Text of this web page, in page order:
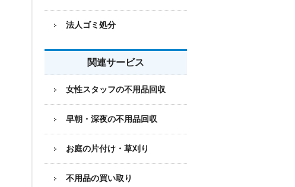
法人ゴミ処分
関連サービス
女性スタッフの不用品回収
早朝・深夜の不用品回収
お庭の片付け・草刈り
不用品の買い取り